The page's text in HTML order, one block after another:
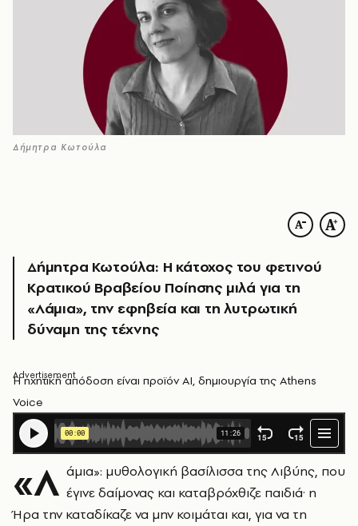
Δήμητρα Κωτούλα
Δήμητρα Κωτούλα: Η κάτοχος του φετινού
Κρατικού Βραβείου Ποίησης μιλά για τη
«Λάμια», την εφηβεία και τη λυτρωτική
δύναμη της τέχνης
Η ηχητική απόδοση είναι προϊόν AI, δημιουργία της Athens
Voice
«Λ άμια»: μυθολογική βασίλισσα της Λιβύης, που
έγινε δαίμονας και καταβρόχθιζε παιδιά· η
Ήρα την καταδίκαζε να μην κοιμάται και, για να τη